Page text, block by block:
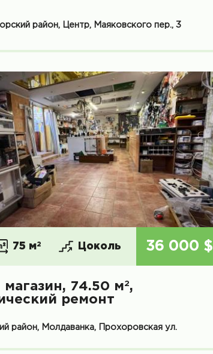
район, Центр, Маяковского пер., 3
75 м2 Цоколь 36 000 $
магазин, 74.50 м2,
ремонт
район, Молдаванка, Прохоровская ул.